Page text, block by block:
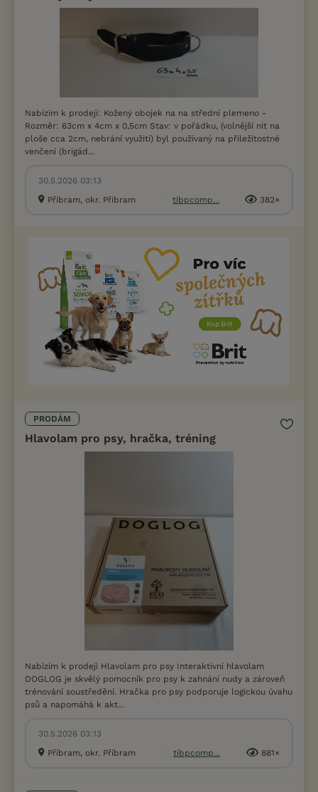
Nabízím k prodeji: Kožený obojek na na střední plemeno -
Rozměr: 63cm x 4cm x 0,5cm Stav: v pořádku, (volnější nit na
ploše cca 2cm, nebrání využití) byl používaný na příležitostné
venčení (brigád...
30.5.2026 03:13
Příbram, okr. Příbram
tibpcomp... 382×
PRODÁM
Hlavolam pro psy, hračka, tréning
Nabízím k prodeji Hlavolam pro psy Interaktivní hlavolam
DOGLOG je skvělý pomocník pro psy k zahnání nudy a zároveň
trénování soustředění. Hračka pro psy podporuje logickou úvahu
psů a napomáhá k akt...
30.5.2026 03:13
Příbram, okr. Příbram
tibpcomp... 881×